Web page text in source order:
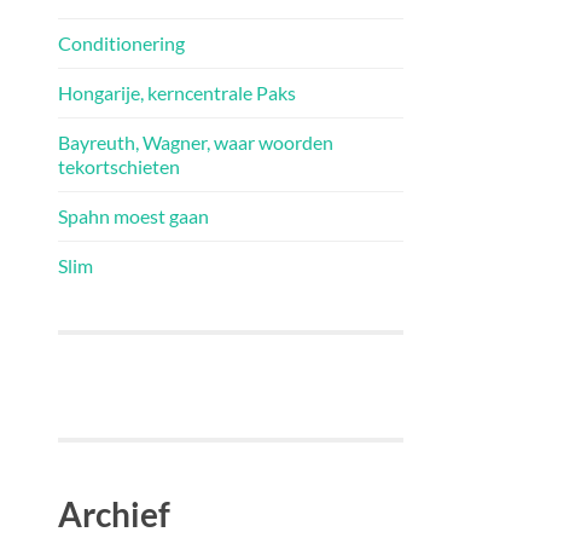
Conditionering
Hongarije, kerncentrale Paks
Bayreuth, Wagner, waar woorden
tekortschieten
Spahn moest gaan
Slim
Archief